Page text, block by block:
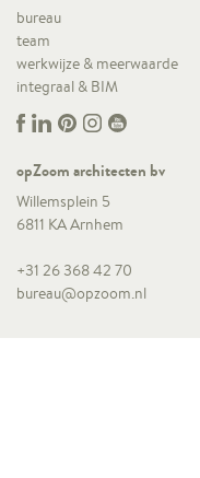
bureau
team
werkwijze & meerwaarde
integraal & BIM
opZoom architecten bv
Willemsplein 5
6811 KA Arnhem
+31 26 368 42 70
bureau@opzoom.nl